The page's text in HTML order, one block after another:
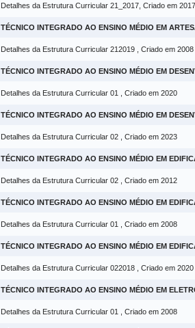
Detalhes da Estrutura Curricular 21_2017, Criado em 2017
TÉCNICO INTEGRADO AO ENSINO MÉDIO EM
Detalhes da Estrutura Curricular 212019 , Criado em 2008
TÉCNICO INTEGRADO AO ENSINO MÉDIO EM
Detalhes da Estrutura Curricular 01 , Criado em 2020
TÉCNICO INTEGRADO AO ENSINO MÉDIO EM
Detalhes da Estrutura Curricular 02 , Criado em 2023
TÉCNICO INTEGRADO AO ENSINO MÉDIO EM
Detalhes da Estrutura Curricular 02 , Criado em 2012
TÉCNICO INTEGRADO AO ENSINO MÉDIO EM
Detalhes da Estrutura Curricular 01 , Criado em 2008
TÉCNICO INTEGRADO AO ENSINO MÉDIO EM
Detalhes da Estrutura Curricular 022018 , Criado em 2020
TÉCNICO INTEGRADO AO ENSINO MÉDIO EM
Detalhes da Estrutura Curricular 01 , Criado em 2008